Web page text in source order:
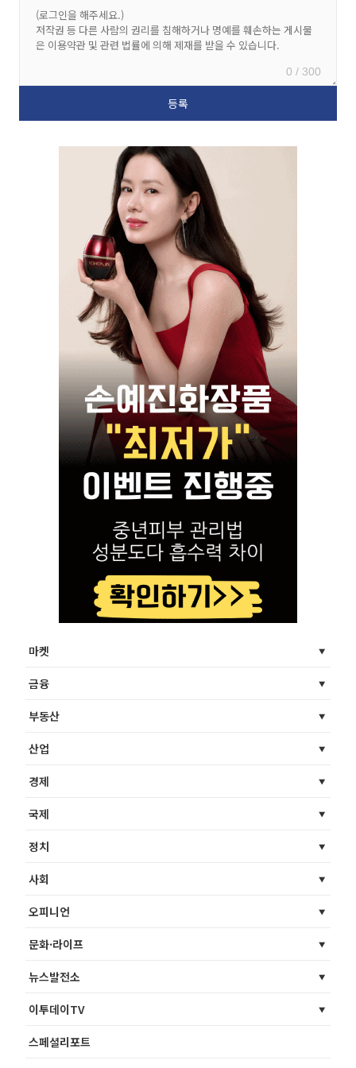
0 / 300
마켓
금융
부동산
산업
경제
국제
정치
사회
오피니언
문화·라이프
뉴스발전소
이투데이TV
스페셜리포트